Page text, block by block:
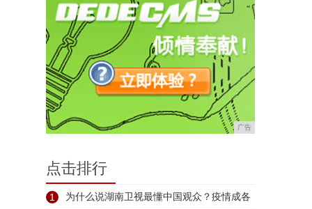
广告
点击排行
1 为什么说湖南卫视最懂中国观众？疫情成各